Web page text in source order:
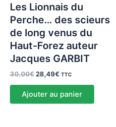
Les Lionnais du
Perche… des scieurs
de long venus du
Haut-Forez auteur
Jacques GARBIT
30,00€28,49€ TTC
Ajouter au panier